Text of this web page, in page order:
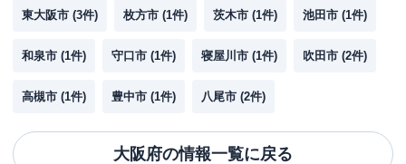
東大阪市 (3件) 枚方市 (1件) 茨木市 (1件) 池田市 (1件)
和泉市 (1件) 守口市 (1件) 寝屋川市 (1件) 吹田市 (2件)
高槻市 (1件) 豊中市 (1件) 八尾市 (2件)
大阪府の情報一覧に戻る